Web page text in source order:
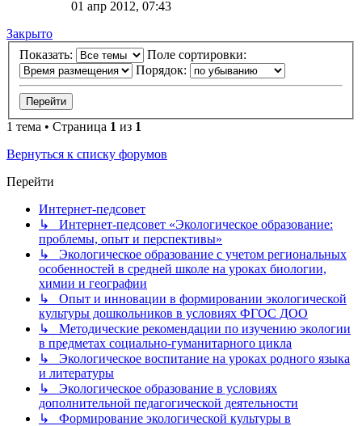
01 апр 2012, 07:43
Закрыто
Показать:
Поле сортировки:
Порядок:
1 тема • Страница 1 из 1
Вернуться к списку форумов
Перейти
Интернет-педсовет
↳ Интернет-педсовет «Экологическое образование:
проблемы, опыт и перспективы»
↳ Экологическое образование с учетом региональных
особенностей в средней школе на уроках биологии,
химии и географии
↳ Опыт и инновации в формировании экологической
культуры дошкольников в условиях ФГОС ДОО
↳ Методические рекомендации по изучению экологии
в предметах социально-гуманитарного цикла
↳ Экологическое воспитание на уроках родного языка
и литературы
↳ Экологическое образование в условиях
дополнительной педагогической деятельности
↳ Формирование экологической культуры в